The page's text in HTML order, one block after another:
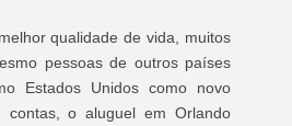
qualidade de vida, muitos
pessoas de outros países
Estados Unidos como novo
contas, o aluguel em Orlando